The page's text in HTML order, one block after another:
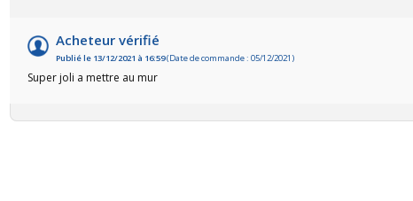
Acheteur vérifié
Publié le 13/12/2021 à 16:59(Date de commande : 05/12/2021)
Super joli a mettre au mur